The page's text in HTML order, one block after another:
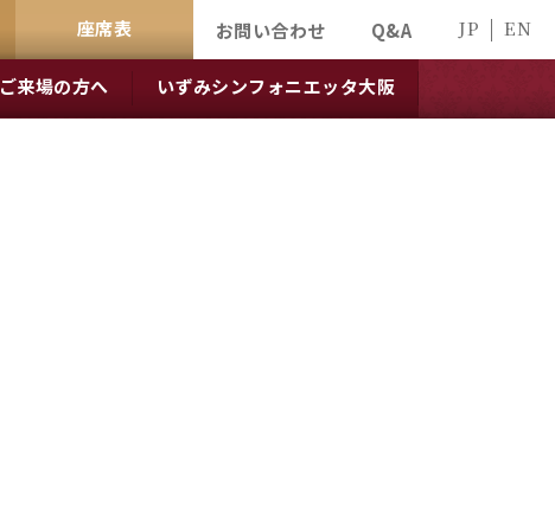
座席表 お問い合わせ Q&A JP EN
ご来場の方へ いずみシンフォニエッタ大阪